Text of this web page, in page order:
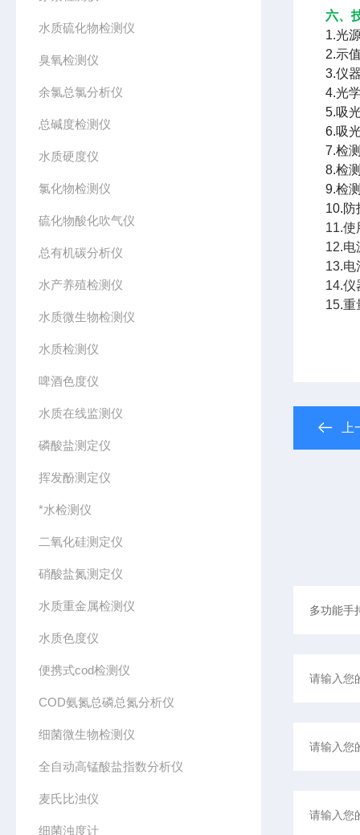
水质硫化物检测仪
臭氧检测仪
余氯总氯分析仪
总碱度检测仪
水质硬度仪
氯化物检测仪
硫化物酸化吹气仪
总有机碳分析仪
水产养殖检测仪
水质微生物检测仪
水质检测仪
啤酒色度仪
水质在线监测仪
磷酸盐测定仪
挥发酚测定仪
*水检测仪
二氧化硅测定仪
硝酸盐氮测定仪
水质重金属检测仪
水质色度仪
便携式cod检测仪
COD氨氮总磷总氮分析仪
细菌微生物检测仪
全自动高锰酸盐指数分析仪
麦氏比浊仪
细菌浊度计
六、
1.光
2.示
3.仪
4.光
5.吸
6.吸
7.检
8.检
9.检
10.防
11.使
12.电
13.电
14.仪
15.重